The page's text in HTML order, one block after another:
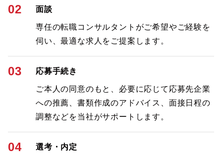
02 面談
専任の転職コンサルタントがご希望やご経験を
伺い、最適な求人をご提案します。
03 応募手続き
ご本人の同意のもと、必要に応じて応募先企業
への推薦、書類作成のアドバイス、面接日程の
調整などを当社がサポートします。
04 選考・内定